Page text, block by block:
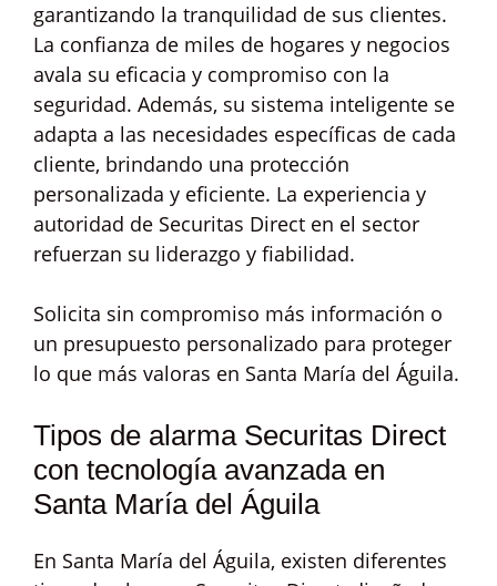
garantizando la tranquilidad de sus clientes.
La confianza de miles de hogares y negocios
avala su eficacia y compromiso con la
seguridad. Además, su sistema inteligente se
adapta a las necesidades específicas de cada
cliente, brindando una protección
personalizada y eficiente. La experiencia y
autoridad de Securitas Direct en el sector
refuerzan su liderazgo y fiabilidad.
Solicita sin compromiso más información o
un presupuesto personalizado para proteger
lo que más valoras en Santa María del Águila.
Tipos de alarma Securitas Direct
con tecnología avanzada en
Santa María del Águila
En Santa María del Águila, existen diferentes